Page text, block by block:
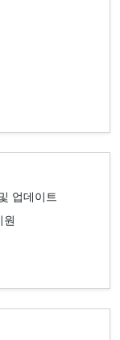
업데이트
원